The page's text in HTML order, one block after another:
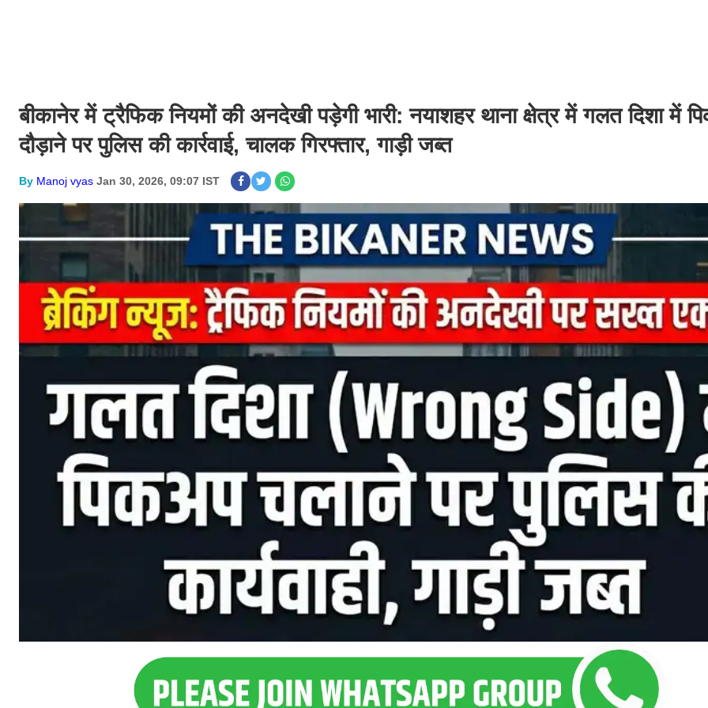
बीकानेर में ट्रैफिक नियमों की अनदेखी पड़ेगी भारी: नयाशहर थाना क्षेत्र में गलत दिशा में
दौड़ाने पर पुलिस की कार्रवाई, चालक गिरफ्तार, गाड़ी जब्त
By Manoj vyas Jan 30, 2026, 09:07 IST